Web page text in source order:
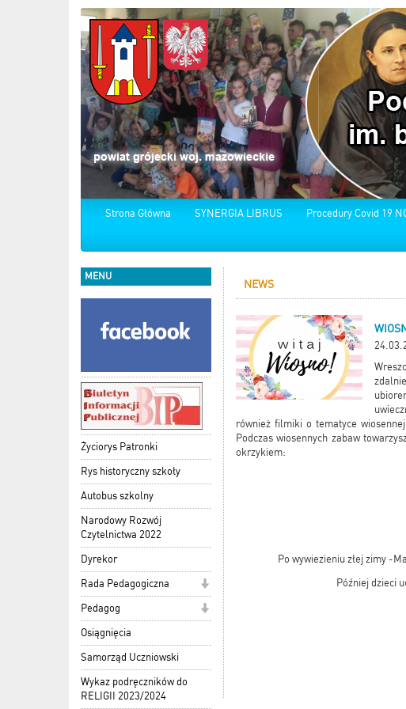
Strona Główna SYNERGIA LIBRUS Procedury Covid 19
MENU
Życiorys Patronki
Rys historyczny szkoły
Autobus szkolny
Narodowy Rozwój
Czytelnictwa 2022
Dyrekor
Rada Pedagogiczna
Pedagog
Osiągnięcia
Samorząd Uczniowski
Wykaz podręczników do
RELIGII 2023/2024
NEWS
również filmiki o tematyce
Podczas wiosennych zabaw
okrzykiem:
Po wywiezieniu złej zimy -
Później